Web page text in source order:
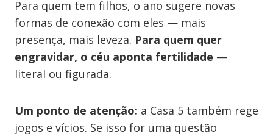
Para quem tem filhos, o ano sugere novas
formas de conexão com eles — mais
presença, mais leveza. Para quem quer
engravidar, o céu aponta fertilidade —
literal ou figurada.
Um ponto de atenção: a Casa 5 também rege
jogos e vícios. Se isso for uma questão